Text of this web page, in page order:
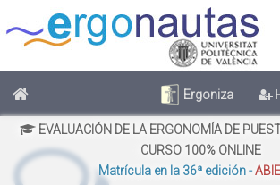
Ergoniza
EVALUACIÓN DE LA ERGONOMÍA DE
CURSO 100% ONLINE
Matrícula en la 36ª edición -